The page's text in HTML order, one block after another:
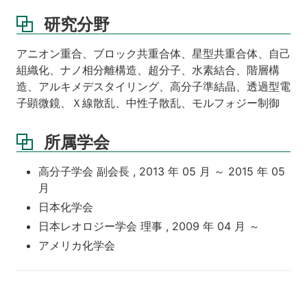
研究分野
アニオン重合、ブロック共重合体、星型共重合体、自己
組織化、ナノ相分離構造、超分子、水素結合、階層構
造、アルキメデスタイリング、高分子準結晶、透過型電
子顕微鏡、Ｘ線散乱、中性子散乱、モルフォジー制御
所属学会
高分子学会 副会長 , 2013 年 05 月 ～ 2015 年 05
月
日本化学会
日本レオロジー学会 理事 , 2009 年 04 月 ～
アメリカ化学会